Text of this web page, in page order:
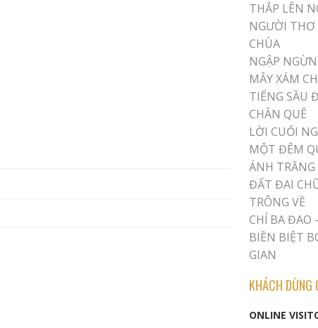
THẮP LÊN
NGƯỜI THƠ
CHÙA
NGẬP
MÂY XÁM
TIẾNG SẦU
CHÂN QUÊ
LỜI CUỐI
MỘT ĐÊM
ÁNH
ĐẤT ĐAI
TRÔNG VỀ
CHỈ BA ĐAO
BIỀN BIỆT
GIAN
KHÁCH DỪNG
ONLINE